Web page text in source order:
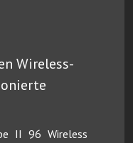
Wireless-
II 96 Wireless